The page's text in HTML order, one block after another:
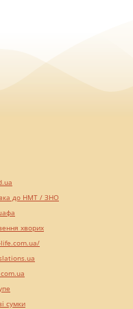
до НМТ / ЗНО
хворих
сумки